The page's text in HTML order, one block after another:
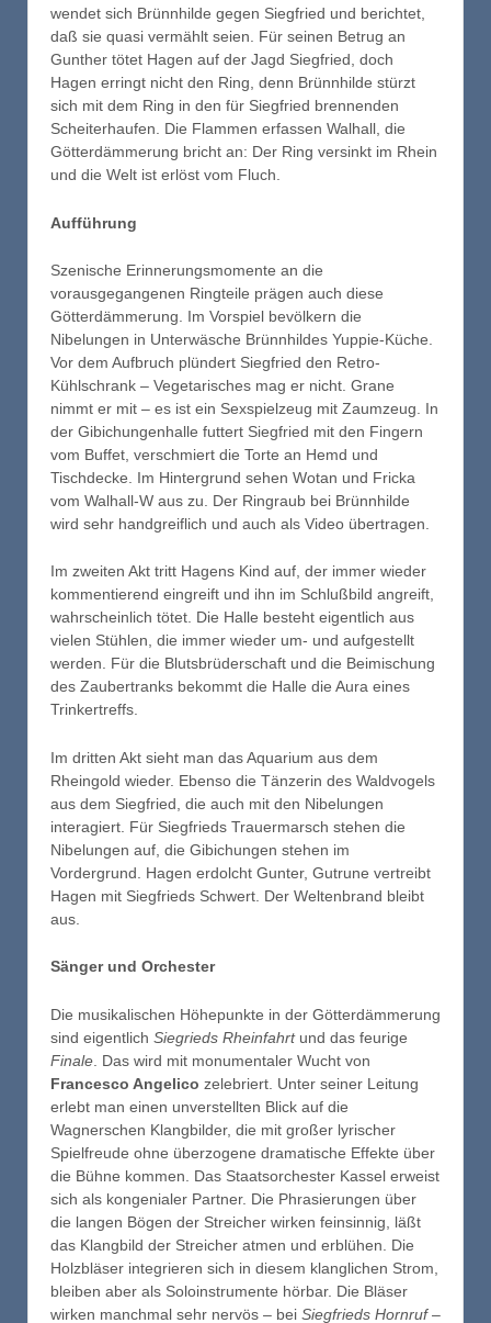
wendet sich Brünnhilde gegen Siegfried und berichtet,
daß sie quasi vermählt seien. Für seinen Betrug an
Gunther tötet Hagen auf der Jagd Siegfried, doch
Hagen erringt nicht den Ring, denn Brünnhilde stürzt
sich mit dem Ring in den für Siegfried brennenden
Scheiterhaufen. Die Flammen erfassen Walhall, die
Götterdämmerung bricht an: Der Ring versinkt im Rhein
und die Welt ist erlöst vom Fluch.
Aufführung
Szenische Erinnerungsmomente an die
vorausgegangenen Ringteile prägen auch diese
Götterdämmerung. Im Vorspiel bevölkern die
Nibelungen in Unterwäsche Brünnhildes Yuppie-Küche.
Vor dem Aufbruch plündert Siegfried den Retro-
Kühlschrank – Vegetarisches mag er nicht. Grane
nimmt er mit – es ist ein Sexspielzeug mit Zaumzeug. In
der Gibichungenhalle futtert Siegfried mit den Fingern
vom Buffet, verschmiert die Torte an Hemd und
Tischdecke. Im Hintergrund sehen Wotan und Fricka
vom Walhall-W aus zu. Der Ringraub bei Brünnhilde
wird sehr handgreiflich und auch als Video übertragen.
Im zweiten Akt tritt Hagens Kind auf, der immer wieder
kommentierend eingreift und ihn im Schlußbild angreift,
wahrscheinlich tötet. Die Halle besteht eigentlich aus
vielen Stühlen, die immer wieder um- und aufgestellt
werden. Für die Blutsbrüderschaft und die Beimischung
des Zaubertranks bekommt die Halle die Aura eines
Trinkertreffs.
Im dritten Akt sieht man das Aquarium aus dem
Rheingold wieder. Ebenso die Tänzerin des Waldvogels
aus dem Siegfried, die auch mit den Nibelungen
interagiert. Für Siegfrieds Trauermarsch stehen die
Nibelungen auf, die Gibichungen stehen im
Vordergrund. Hagen erdolcht Gunter, Gutrune vertreibt
Hagen mit Siegfrieds Schwert. Der Weltenbrand bleibt
aus.
Sänger und Orchester
Die musikalischen Höhepunkte in der Götterdämmerung
sind eigentlich Siegrieds Rheinfahrtund das feurige
Finale . Das wird mit monumentaler Wucht von
Francesco Angelico zelebriert. Unter seiner Leitung
erlebt man einen unverstellten Blick auf die
Wagnerschen Klangbilder, die mit großer lyrischer
Spielfreude ohne überzogene dramatische Effekte über
die Bühne kommen. Das Staatsorchester Kassel erweist
sich als kongenialer Partner. Die Phrasierungen über
die langen Bögen der Streicher wirken feinsinnig, läßt
das Klangbild der Streicher atmen und erblühen. Die
Holzbläser integrieren sich in diesem klanglichen Strom,
bleiben aber als Soloinstrumente hörbar. Die Bläser
wirken manchmal sehr nervös – bei Siegfrieds Hornruf–